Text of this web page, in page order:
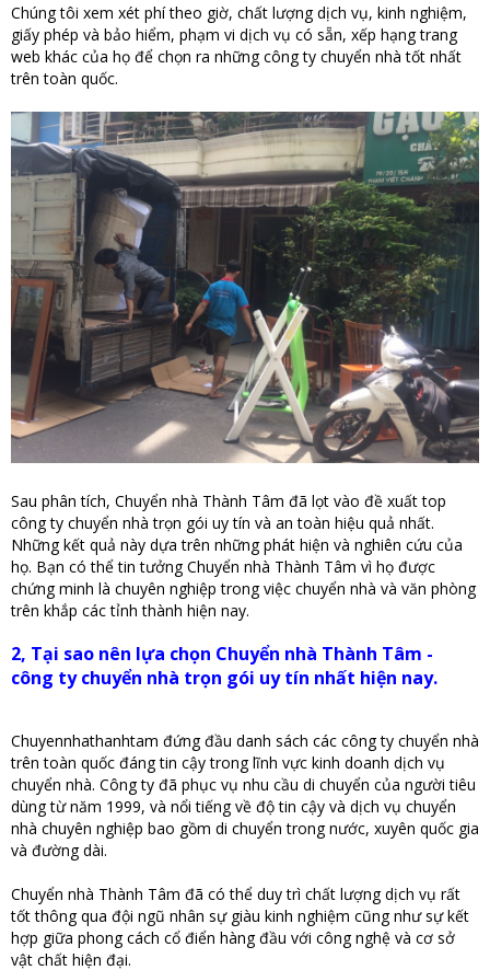
Chúng tôi xem xét phí theo giờ, chất lượng dịch vụ, kinh nghiệm,
giấy phép và bảo hiểm, phạm vi dịch vụ có sẵn, xếp hạng trang
web khác của họ để chọn ra những công ty chuyển nhà tốt nhất
trên toàn quốc.
Sau phân tích, Chuyển nhà Thành Tâm đã lọt vào đề xuất top
công ty chuyển nhà trọn gói uy tín và an toàn hiệu quả nhất.
Những kết quả này dựa trên những phát hiện và nghiên cứu của
họ. Bạn có thể tin tưởng Chuyển nhà Thành Tâm vì họ được
chứng minh là chuyên nghiệp trong việc chuyển nhà và văn phòng
trên khắp các tỉnh thành hiện nay.
2, Tại sao nên lựa chọn Chuyển nhà Thành Tâm -
công ty chuyển nhà trọn gói uy tín nhất hiện nay.
Chuyennhathanhtam đứng đầu danh sách các công ty chuyển nhà
trên toàn quốc đáng tin cậy trong lĩnh vực kinh doanh dịch vụ
chuyển nhà. Công ty đã phục vụ nhu cầu di chuyển của người tiêu
dùng từ năm 1999, và nổi tiếng về độ tin cậy và dịch vụ chuyển
nhà chuyên nghiệp bao gồm di chuyển trong nước, xuyên quốc gia
và đường dài.
Chuyển nhà Thành Tâm đã có thể duy trì chất lượng dịch vụ rất
tốt thông qua đội ngũ nhân sự giàu kinh nghiệm cũng như sự kết
hợp giữa phong cách cổ điển hàng đầu với công nghệ và cơ sở
vật chất hiện đại.